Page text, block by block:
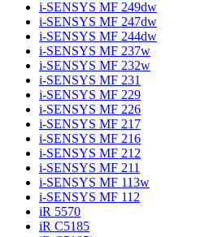
i-SENSYS MF 249dw
i-SENSYS MF 247dw
i-SENSYS MF 244dw
i-SENSYS MF 237w
i-SENSYS MF 232w
i-SENSYS MF 231
i-SENSYS MF 229
i-SENSYS MF 226
i-SENSYS MF 217
i-SENSYS MF 216
i-SENSYS MF 212
i-SENSYS MF 211
i-SENSYS MF 113w
i-SENSYS MF 112
iR 5570
iR C5185